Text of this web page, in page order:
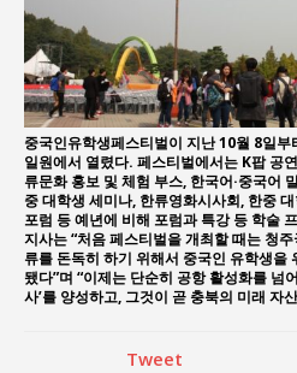
강산건설 박재
중국인유학생페스티벌이 지난 10월 8일
일원에서 열렸다. 페스티벌에서는 K팝 공
류문화 홍보 및 체험 부스, 한국어·중국어
중 대학생 세미나, 한류영화시사회, 한중
포럼 등 예년에 비해 포럼과 특강 등 학술
지사는 “처음 페스티벌을 개최할 때는 청
류를 돈독히 하기 위해서 중국인 유학생을
됐다”며 “이제는 단순히 공항 활성화를 넘
사’를 양성하고, 그것이 곧 충북의 미래 자
Tweet